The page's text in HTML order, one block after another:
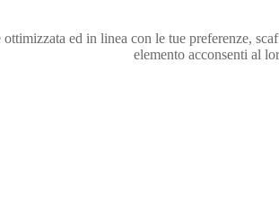
ed in linea con le tue preferenze,
elemento acconsenti al